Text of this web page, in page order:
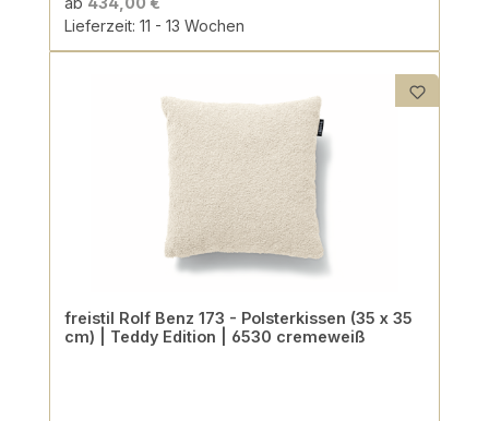
Lieferzeit: 11 - 13 Wochen
freistil Rolf Benz 173 - Polsterkissen (35 x 35
cm) | Teddy Edition | 6530 cremeweiß